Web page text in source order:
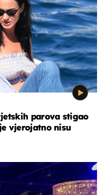
parova stigao
vjerojatno nisu